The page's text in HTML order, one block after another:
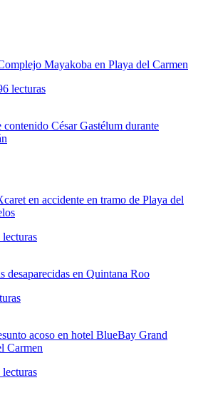
Mayakoba en Playa del Carmen
lecturas
César Gastélum durante
en accidente en tramo de Playa del
lecturas
desaparecidas en Quintana Roo
acoso en hotel BlueBay Grand
Carmen
lecturas